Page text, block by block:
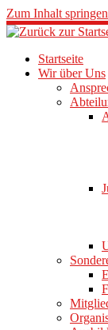
Zum Inhalt springen
Startseite
Wir über Uns